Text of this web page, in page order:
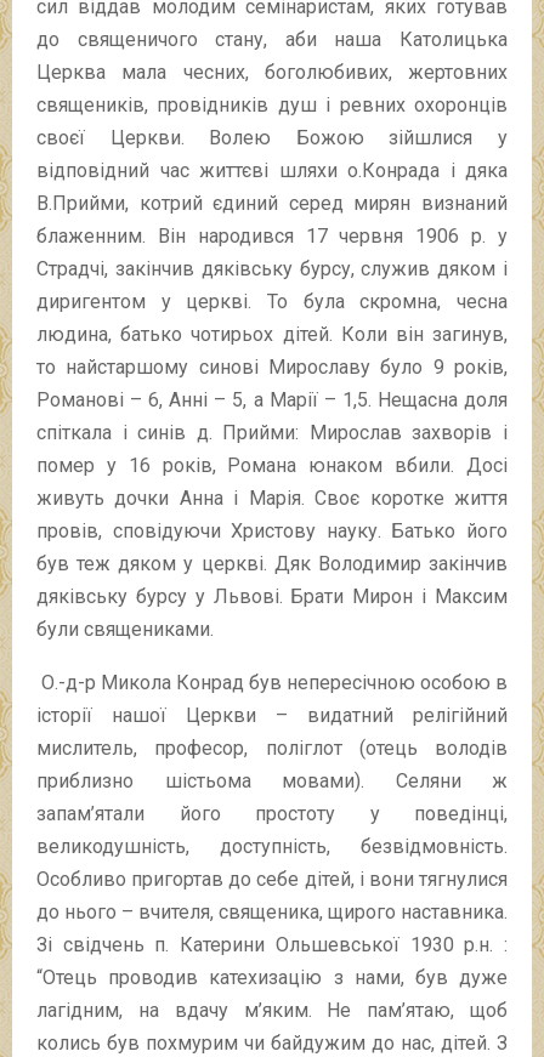
сил віддав молодим семінаристам, яких готував
до священичого стану, аби наша Католицька
Церква мала чесних, боголюбивих, жертовних
священиків, провідників душ і ревних охоронців
своєї Церкви. Волею Божою зійшлися у
відповідний час життєві шляхи о.Конрада і дяка
В.Прийми, котрий єдиний серед мирян визнаний
блаженним. Він народився 17 червня 1906 р. у
Страдчі, закінчив дяківську бурсу, служив дяком і
диригентом у церкві. То була скромна, чесна
людина, батько чотирьох дітей. Коли він загинув,
то найстаршому синові Мирославу було 9 років,
Романові – 6, Анні – 5, а Марії – 1,5. Нещасна доля
спіткала і синів д. Прийми: Мирослав захворів і
помер у 16 років, Романа юнаком вбили. Досі
живуть дочки Анна і Марія. Своє коротке життя
провів, сповідуючи Христову науку. Батько його
був теж дяком у церкві. Дяк Володимир закінчив
дяківську бурсу у Львові. Брати Мирон і Максим
були священиками.
О.-д-р Микола Конрад був непересічною особою в
історії нашої Церкви – видатний релігійний
мислитель, професор, поліглот (отець володів
приблизно шістьома мовами). Селяни ж
запам’ятали його простоту у поведінці,
великодушність, доступність, безвідмовність.
Особливо пригортав до себе дітей, і вони тягнулися
до нього – вчителя, священика, щирого наставника.
Зі свідчень п. Катерини Ольшевської 1930 р.н. :
“Отець проводив катехизацію з нами, був дуже
лагідним, на вдачу м’яким. Не пам’ятаю, щоб
колись був похмурим чи байдужим до нас, дітей. З